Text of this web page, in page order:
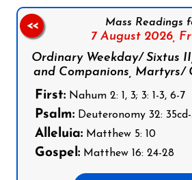
Mass Readings
7 August 2026,
Ordinary Weekday/ Sixtus
and Companions, Martyrs/
First: Nahum 2: 1, 3; 3: 1-3, 6-7
Psalm: Deuteronomy 32:
Alleluia: Matthew 5: 10
Gospel: Matthew 16: 24-28
<<